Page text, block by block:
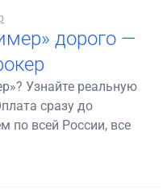
дорого —
Узнайте реальную
сразу до
по всей России, все